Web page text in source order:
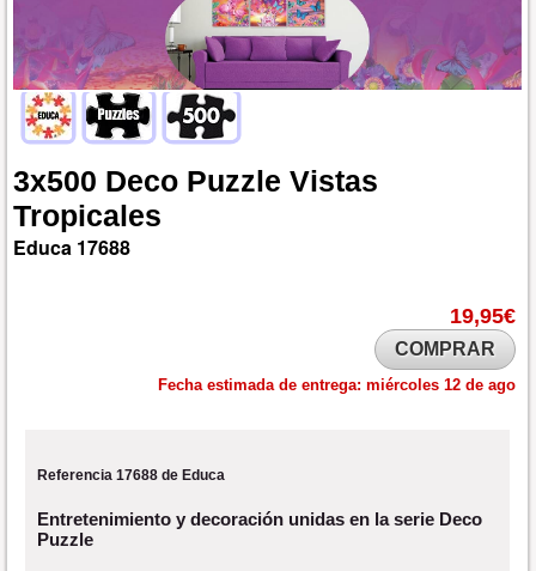
3x500 Deco Puzzle Vistas
Tropicales
Educa 17688
19,95€
COMPRAR
Fecha estimada de entrega: miércoles 12 de ago
Referencia 17688 de Educa
Entretenimiento y decoración unidas en la serie Deco
Puzzle